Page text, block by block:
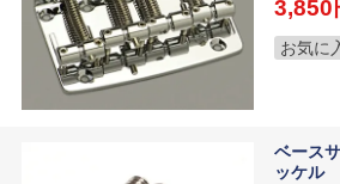
3,850
お気に
ベース
ッケル